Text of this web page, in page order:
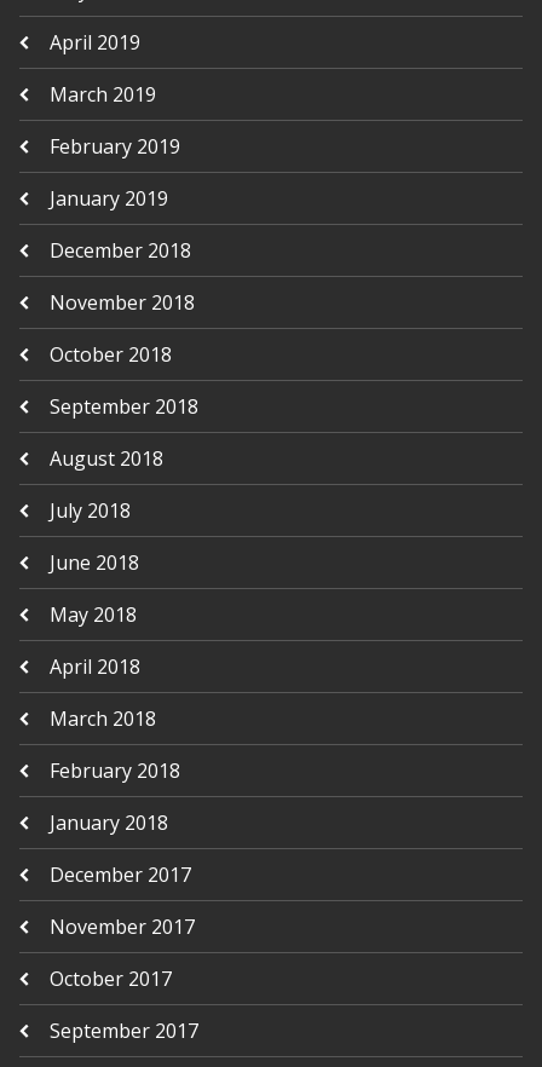
April 2019
March 2019
February 2019
January 2019
December 2018
November 2018
October 2018
September 2018
August 2018
July 2018
June 2018
May 2018
April 2018
March 2018
February 2018
January 2018
December 2017
November 2017
October 2017
September 2017